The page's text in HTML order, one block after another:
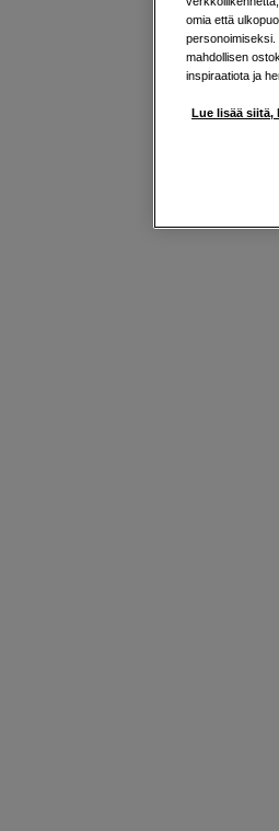
omia että
personoimiseksi.
mahdollisen
inspiraatiota ja
Lue lisää siitä,